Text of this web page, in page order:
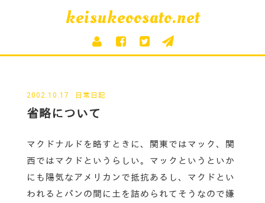
keisukeoosato.net
2002.10.17 日常日記
省略について
マクドナルドを略すときに、関東ではマック、関
西ではマクドというらしい。マックというといか
にも陽気なアメリカンで抵抗あるし、マクドとい
われるとパンの間に土を詰められてそうなので嫌